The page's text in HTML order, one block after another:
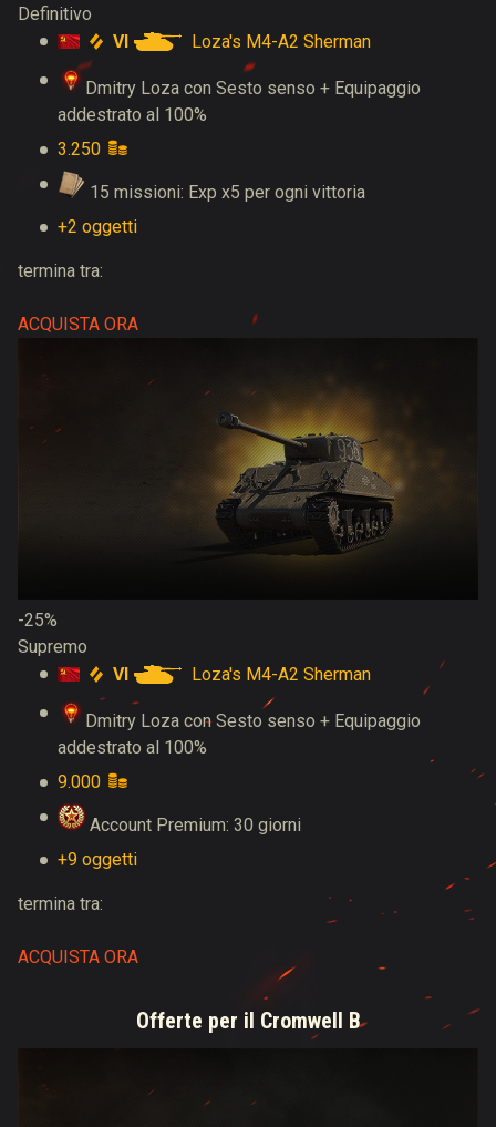
Definitivo
VI
Loza's M4-A2 Sherman
Dmitry Loza con Sesto senso + Equipaggio
addestrato al 100%
3.250
15 missioni: Exp x5 per ogni vittoria
+2 oggetti
termina tra:
ACQUISTA ORA
-25%
Supremo
VI
Loza's M4-A2 Sherman
Dmitry Loza con Sesto senso + Equipaggio
addestrato al 100%
9.000
Account Premium: 30 giorni
+9 oggetti
termina tra:
ACQUISTA ORA
Offerte per il Cromwell B